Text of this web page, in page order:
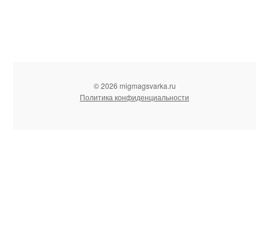
© 2026 migmagsvarka.ru
Политика конфиденциальности